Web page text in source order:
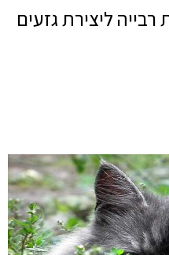
ליצירת גזעים